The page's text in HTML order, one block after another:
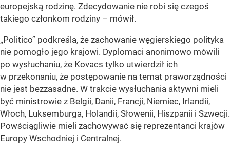
europejską rodzinę. Zdecydowanie nie robi się czegoś
takiego członkom rodziny – mówił.
„Politico” podkreśla, że zachowanie węgierskiego polityka
nie pomogło jego krajowi. Dyplomaci anonimowo mówili
po wysłuchaniu, że Kovacs tylko utwierdził ich
w przekonaniu, że postępowanie na temat praworządności
nie jest bezzasadne. W trakcie wysłuchania aktywni mieli
być ministrowie z Belgii, Danii, Francji, Niemiec, Irlandii,
Włoch, Luksemburga, Holandii, Słowenii, Hiszpanii i Szwecji.
Powściągliwie mieli zachowywać się reprezentanci krajów
Europy Wschodniej i Centralnej.